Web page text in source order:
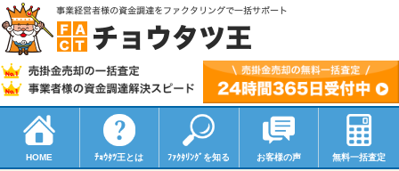
HOME ﾁｮｳﾀﾂ王とは ﾌｧｸﾀﾘﾝｸﾞを知る お客様の声 無料一括査定